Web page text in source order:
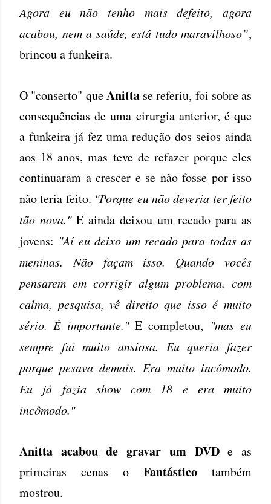
Agora eu não tenho mais defeito, agora
acabou, nem a saúde, está tudo maravilhoso”,
brincou a funkeira.
O "conserto" queAnitta se referiu, foi sobre as
consequências de uma cirurgia anterior, é que
a funkeira já fez uma redução dos seios ainda
aos 18 anos, mas teve de refazer porque eles
continuaram a crescer e se não fosse por isso
não teria feito. "Porque eu não deveria ter feito
tão nova."E ainda deixou um recado para as
jovens: "Aí eu deixo um recado para todas as
meninas. Não façam isso. Quando vocês
pensarem em corrigir algum problema, com
calma, pesquisa, vê direito que isso é muito
sério. É importante."E completou, "mas eu
sempre fui muito ansiosa. Eu queria fazer
porque pesava demais. Era muito incômodo.
Eu já fazia show com 18 e era muito
incômodo."
Anitta acabou de gravar um DVDe as
primeiras cenas o Fantástico também
mostrou.